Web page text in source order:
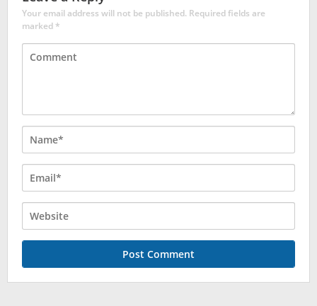
Your email address will not be published. Required fields are
marked*